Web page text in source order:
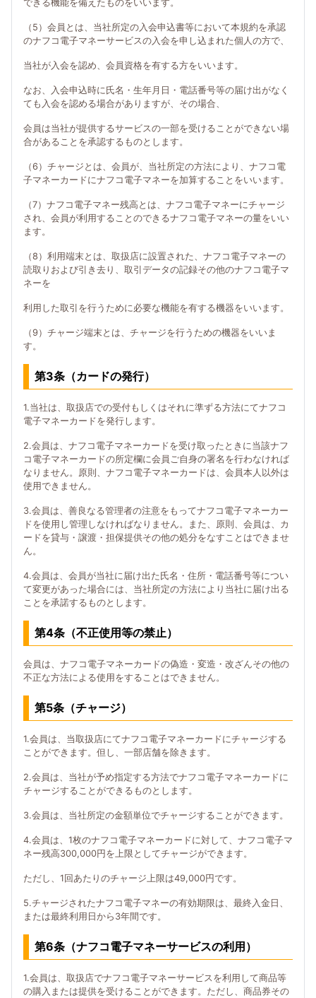
できる機能を備えたものをいいます。
（5）会員とは、当社所定の入会申込書等において本規約を承認
のナフコ電子マネーサービスの入会を申し込まれた個人の方で、
当社が入会を認め、会員資格を有する方をいいます。
なお、入会申込時に氏名・生年月日・電話番号等の届け出がなく
ても入会を認める場合がありますが、その場合、
会員は当社が提供するサービスの一部を受けることができない場
合があることを承認するものとします。
（6）チャージとは、会員が、当社所定の方法により、ナフコ電
子マネーカードにナフコ電子マネーを加算することをいいます。
（7）ナフコ電子マネー残高とは、ナフコ電子マネーにチャージ
され、会員が利用することのできるナフコ電子マネーの量をいい
ます。
（8）利用端末とは、取扱店に設置された、ナフコ電子マネーの
読取りおよび引き去り、取引データの記録その他のナフコ電子マ
ネーを
利用した取引を行うために必要な機能を有する機器をいいます。
（9）チャージ端末とは、チャージを行うための機器をいいま
す。
第3条（カードの発行）
1.当社は、取扱店での受付もしくはそれに準ずる方法にてナフコ
電子マネーカードを発行します。
2.会員は、ナフコ電子マネーカードを受け取ったときに当該ナフ
コ電子マネーカードの所定欄に会員ご自身の署名を行わなければ
なりません。原則、ナフコ電子マネーカードは、会員本人以外は
使用できません。
3.会員は、善良なる管理者の注意をもってナフコ電子マネーカー
ドを使用し管理しなければなりません。また、原則、会員は、カ
ードを貸与・譲渡・担保提供その他の処分をなすことはできませ
ん。
4.会員は、会員が当社に届け出た氏名・住所・電話番号等につい
て変更があった場合には、当社所定の方法により当社に届け出る
ことを承諾するものとします。
第4条（不正使用等の禁止）
会員は、ナフコ電子マネーカードの偽造・変造・改ざんその他の
不正な方法による使用をすることはできません。
第5条（チャージ）
1.会員は、当取扱店にてナフコ電子マネーカードにチャージする
ことができます。但し、一部店舗を除きます。
2.会員は、当社が予め指定する方法でナフコ電子マネーカードに
チャージすることができるものとします。
3.会員は、当社所定の金額単位でチャージすることができます。
4.会員は、1枚のナフコ電子マネーカードに対して、ナフコ電子マ
ネー残高300,000円を上限としてチャージができます。
ただし、1回あたりのチャージ上限は49,000円です。
5.チャージされたナフコ電子マネーの有効期限は、最終入金日、
または最終利用日から3年間です。
第6条（ナフコ電子マネーサービスの利用）
1.会員は、取扱店でナフコ電子マネーサービスを利用して商品等
の購入または提供を受けることができます。ただし、商品券その